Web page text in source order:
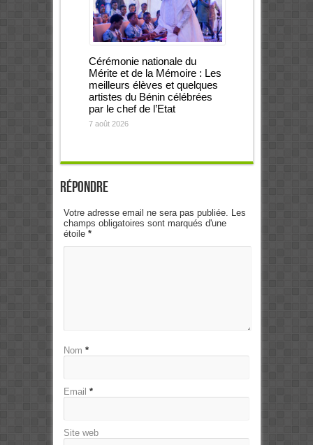
Cérémonie nationale du
Mérite et de la Mémoire : Les
meilleurs élèves et quelques
artistes du Bénin célébrées
par le chef de l’Etat
7 août 2026
Répondre
Votre adresse email ne sera pas publiée. Les
champs obligatoires sont marqués d'une
étoile *
Nom *
Email *
Site web